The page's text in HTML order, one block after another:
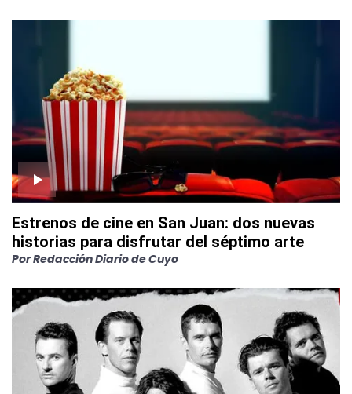
Estrenos de cine en San Juan: dos nuevas
historias para disfrutar del séptimo arte
PorRedacción Diario de Cuyo